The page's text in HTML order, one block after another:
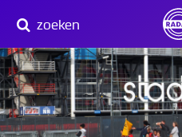
naar
content
zoeken